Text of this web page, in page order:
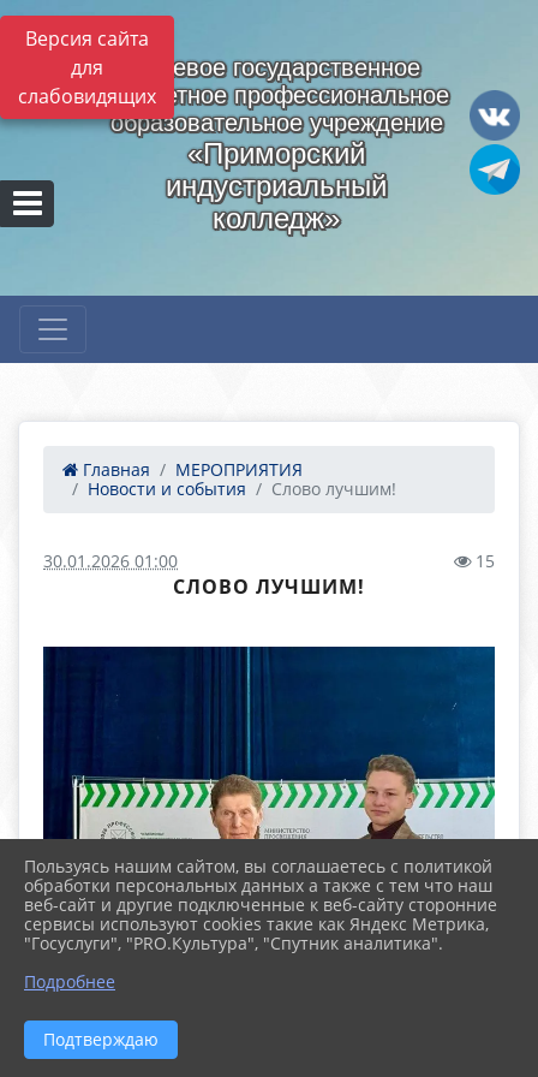
Версия сайта
для
слабовидящих
Краевое государственное
бюджетное профессиональное
образовательное учреждение
«Приморский
индустриальный
колледж»
Главная
МЕРОПРИЯТИЯ
Новости и события
Слово лучшим!
30.01.2026 01:00 15
СЛОВО ЛУЧШИМ!
Пользуясь нашим сайтом, вы соглашаетесь с политикой
обработки персональных данных а также с тем что наш
веб-сайт и другие подключенные к веб-сайту сторонние
сервисы используют cookies такие как Яндекс Метрика,
"Госуслуги", "PRO.Культура", "Спутник аналитика".
Подробнее
Подтверждаю